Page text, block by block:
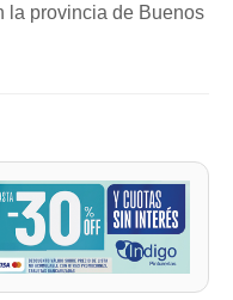
la provincia de Buenos